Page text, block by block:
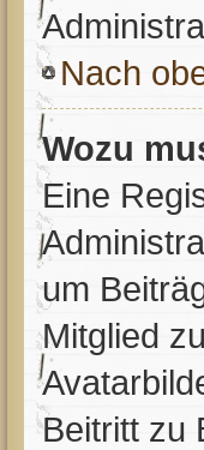
Nach
Wozu
Eine
um
Mitglied
Beitritt zu